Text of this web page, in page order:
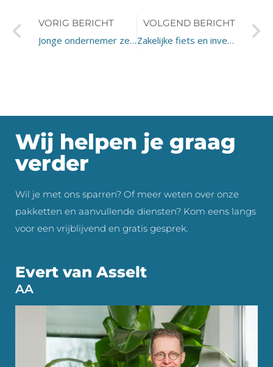
VORIG BERICHT
Jonge ondernemer zelfstandig?
VOLGEND BERICHT
Zakelijke fiets en investeringsaftrek
Wij helpen je graag
verder
Wil je met ons sparren? Of meer weten over onze
pakketten en aanvullende diensten? Kom eens langs
voor een vrijblijvend en gratis gesprek.
Evert van Asselt
AA